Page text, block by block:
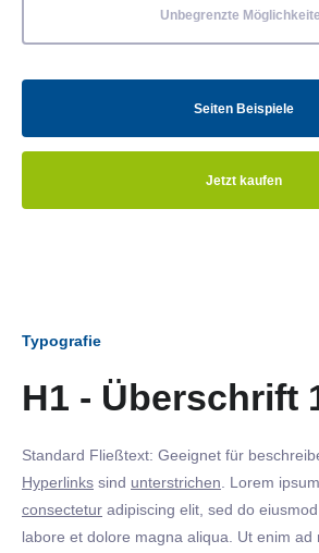
Unbegrenzte
Seiten Beispiele
Jetzt kaufen
Typografie
H1 - Überschrift
Standard Fließtext: Geeignet für
Hyperlinks sind unterstrichen . Lorem
consectetur adipiscing elit, sed do
labore et dolore magna aliqua. Ut enim ad